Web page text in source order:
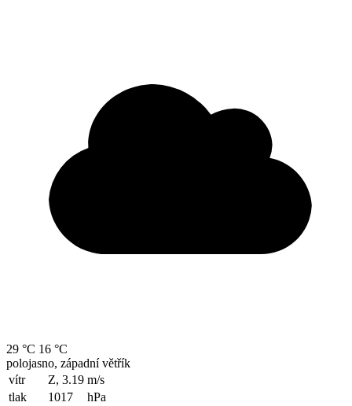
29 °C 16 °C
polojasno, západní větřík
vítr
Z, 3.19 m/s
tlak
1017
hPa